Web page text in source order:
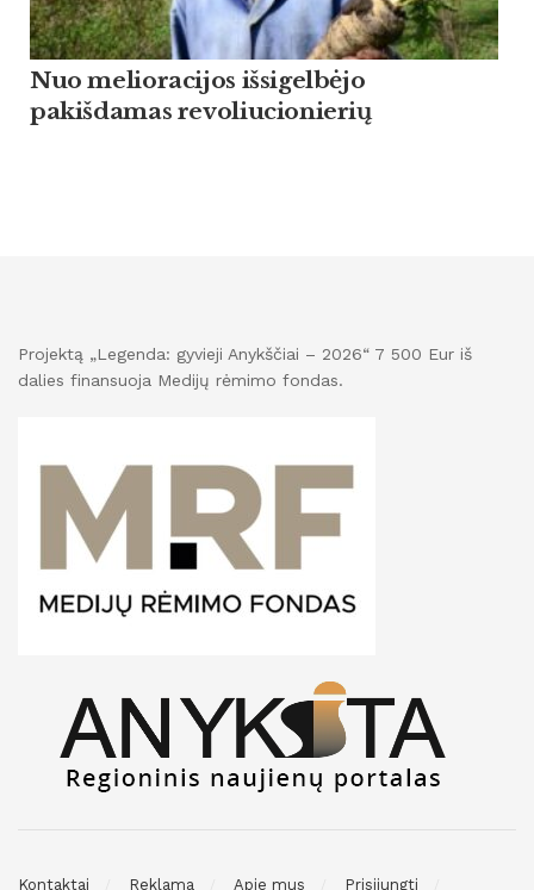
Nuo melioracijos išsigelbėjo
pakišdamas revoliucionierių
Projektą „Legenda: gyvieji Anykščiai – 2026“ 7 500 Eur iš
dalies finansuoja Medijų rėmimo fondas.
Kontaktai Reklama Apie mus Prisijungti